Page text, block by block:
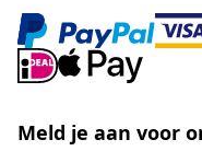
Meld je aan voor